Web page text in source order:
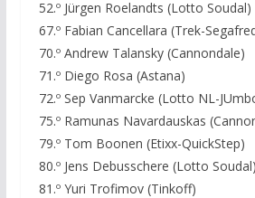
52.º Jürgen Roelandts (Lotto Soudal)
67.º Fabian Cancellara (Trek-
70.º Andrew Talansky (Cannondale)
71.º Diego Rosa (Astana)
72.º Sep Vanmarcke (Lotto NL-
75.º Ramunas Navardauskas
79.º Tom Boonen (Etixx-QuickStep)
80.º Jens Debusschere (Lotto Soudal)
81.º Yuri Trofimov (Tinkoff)